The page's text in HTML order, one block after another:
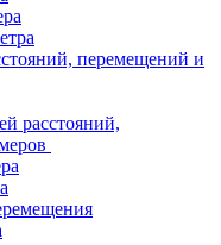
перемещений и
расстояний,